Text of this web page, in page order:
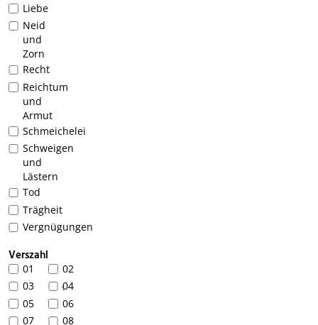
Liebe
Neid
und
Zorn
Recht
Reichtum
und
Armut
Schmeichelei
Schweigen
und
Lästern
Tod
Trägheit
Vergnügungen
Verszahl
01
02
03
104
05
06
07
08